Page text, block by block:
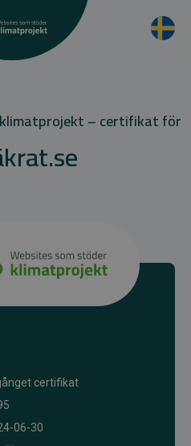
– certifikat för
certifikat
06-30